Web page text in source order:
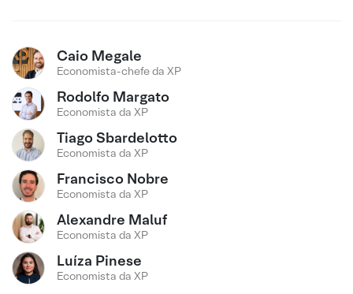
Caio Megale
Economista-chefe da XP
Rodolfo Margato
Economista da XP
Tiago Sbardelotto
Economista da XP
Francisco Nobre
Economista da XP
Alexandre Maluf
Economista da XP
Luíza Pinese
Economista da XP